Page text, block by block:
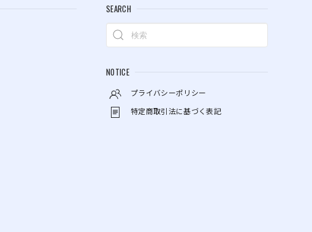
SEARCH
NOTICE
プライバシーポリシー
特定商取引法に基づく表記